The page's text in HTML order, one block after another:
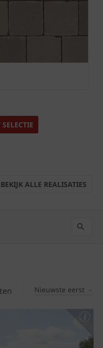
BEKIJK ALLE REALISATIES
Nieuwste eerst